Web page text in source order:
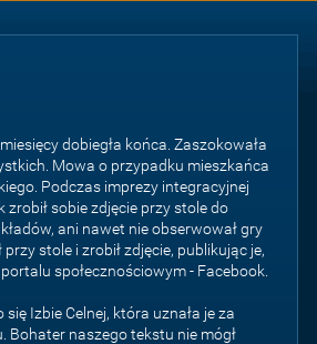
dobiegła końca. Zaszokowała
Mowa o przypadku mieszkańca
Podczas imprezy integracyjnej
zrobił sobie zdjęcie przy stole do
ani nawet nie obserwował gry
stole i zrobił zdjęcie, publikując je,
społecznościowym - Facebook.
się Izbie Celnej, która uznała je za
Bohater naszego tekstu nie mógł